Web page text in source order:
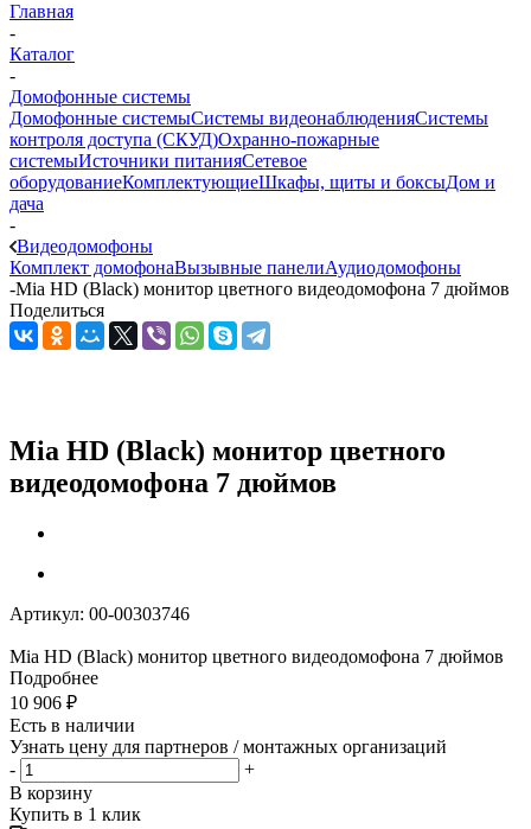
Главная
-
Каталог
-
Домофонные системы
Домофонные системыСистемы видеонаблюденияСистемы
контроля доступа (СКУД)Охранно-пожарные
системыИсточники питанияСетевое
оборудованиеКомплектующиеШкафы, щиты и боксыДом и
дача
-
Видеодомофоны
Комплект домофонаВызывные панелиАудиодомофоны
-Mia HD (Black) монитор цветного видеодомофона 7 дюймов
Поделиться
Mia HD (Black) монитор цветного
видеодомофона 7 дюймов
Артикул: 00-00303746
Mia HD (Black) монитор цветного видеодомофона 7 дюймов
Подробнее
10 906 ₽
Есть в наличии
Узнать цену для партнеров / монтажных организаций
-
+
В корзину
Купить в 1 клик